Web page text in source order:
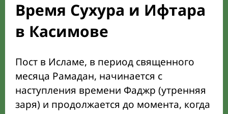
Время Сухура и Ифтара
в Касимове
Пост в Исламе, в период священного
месяца Рамадан, начинается с
наступления времени Фаджр (утренняя
заря) и продолжается до момента, когда